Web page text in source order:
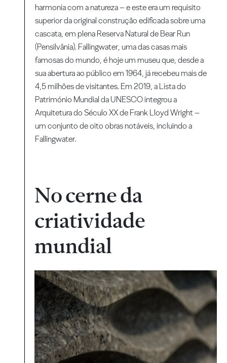
harmonia com a natureza – e este era um requisito
superior da original construção edificada sobre uma
cascata, em plena Reserva Natural de Bear Run
(Pensilvânia). Fallingwater, uma das casas mais
famosas do mundo, é hoje um museu que, desde a
sua abertura ao público em 1964, já recebeu mais de
4,5 milhões de visitantes. Em 2019, a Lista do
Património Mundial da UNESCO integrou a
Arquitetura do Século XX de Frank Lloyd Wright –
um conjunto de oito obras notáveis, incluindo a
Fallingwater.
No cerne da
criatividade
mundial